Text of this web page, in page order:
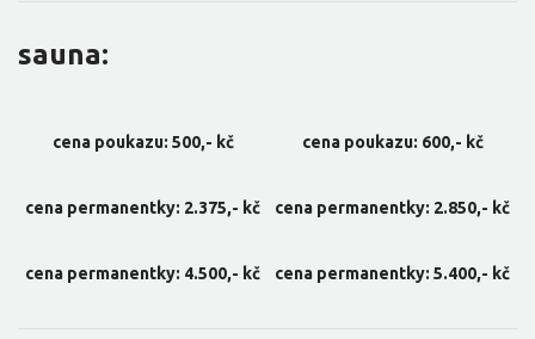
sauna:
cena poukazu: 500,- kč cena poukazu: 600,- kč
cena permanentky: 2.375,- kč cena permanentky: 2.850,- kč
cena permanentky: 4.500,- kč cena permanentky: 5.400,- kč